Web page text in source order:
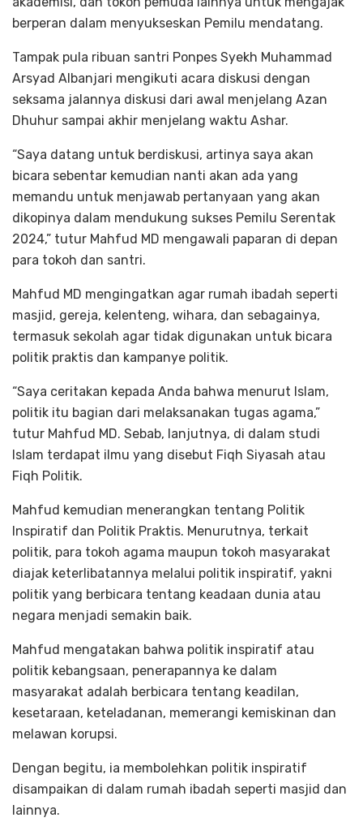
berperan dalam menyukseskan Pemilu mendatang.
Tampak pula ribuan santri Ponpes Syekh Muhammad
Arsyad Albanjari mengikuti acara diskusi dengan
seksama jalannya diskusi dari awal menjelang Azan
Dhuhur sampai akhir menjelang waktu Ashar.
“Saya datang untuk berdiskusi, artinya saya akan
bicara sebentar kemudian nanti akan ada yang
memandu untuk menjawab pertanyaan yang akan
dikopinya dalam mendukung sukses Pemilu Serentak
2024,” tutur Mahfud MD mengawali paparan di depan
para tokoh dan santri.
Mahfud MD mengingatkan agar rumah ibadah seperti
masjid, gereja, kelenteng, wihara, dan sebagainya,
termasuk sekolah agar tidak digunakan untuk bicara
politik praktis dan kampanye politik.
“Saya ceritakan kepada Anda bahwa menurut Islam,
politik itu bagian dari melaksanakan tugas agama,”
tutur Mahfud MD. Sebab, lanjutnya, di dalam studi
Islam terdapat ilmu yang disebut Fiqh Siyasah atau
Fiqh Politik.
Mahfud kemudian menerangkan tentang Politik
Inspiratif dan Politik Praktis. Menurutnya, terkait
politik, para tokoh agama maupun tokoh masyarakat
diajak keterlibatannya melalui politik inspiratif, yakni
politik yang berbicara tentang keadaan dunia atau
negara menjadi semakin baik.
Mahfud mengatakan bahwa politik inspiratif atau
politik kebangsaan, penerapannya ke dalam
masyarakat adalah berbicara tentang keadilan,
kesetaraan, keteladanan, memerangi kemiskinan dan
melawan korupsi.
Dengan begitu, ia membolehkan politik inspiratif
disampaikan di dalam rumah ibadah seperti masjid dan
lainnya.